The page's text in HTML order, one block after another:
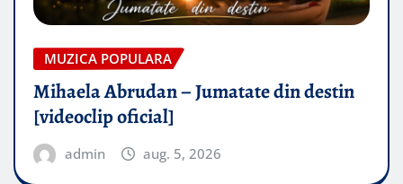
MUZICA POPULARA
Mihaela Abrudan – Jumatate din destin
[videoclip oficial]
admin aug. 5, 2026